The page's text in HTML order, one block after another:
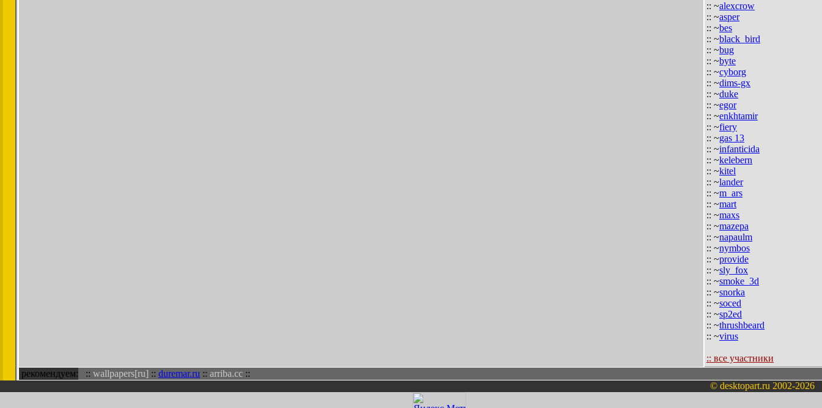
:: ~alexcrow
:: ~asper
:: ~bes
:: ~black_bird
:: ~bug
:: ~byte
:: ~cyborg
:: ~dims-gx
:: ~duke
:: ~egor
:: ~enkhtamir
:: ~fiery
:: ~gas 13
:: ~infanticida
:: ~kelebern
:: ~kitel
:: ~lander
:: ~m_ars
:: ~mart
:: ~maxs
:: ~mazepa
:: ~napaulm
:: ~nymbos
:: ~provide
:: ~sly_fox
:: ~smoke_3d
:: ~snorka
:: ~soced
:: ~sp2ed
:: ~thrushbeard
:: ~virus
:: все участники
рекомендуем: :: wallpapers[ru] :: duremar.ru :: arriba.cc ::
© desktopart.ru 2002-2026